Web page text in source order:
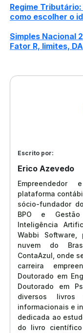
Regime
como escolher o
Simples Nacional
Fator R, limites,
Escrito por:
Erico Azevedo
Empreendedor
plataforma
sócio-fundador
BPO e Gestão
Inteligência
Wabbi Software,
nuvem do
ContaAzul, onde
carreira
Doutorado em
Doutorado em
diversos
informacionais e
dedicada ao
do livro